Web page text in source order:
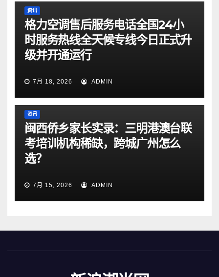
资讯
格力空调售后服务电话全国24小
时服务热线全天候专线今日正式升
级并开通运行
7月 18, 2026 ADMIN
资讯
闽西侨乡家长实录：三明港澳台联
考培训机构稀缺，跨城广州怎么
选？
7月 15, 2026 ADMIN